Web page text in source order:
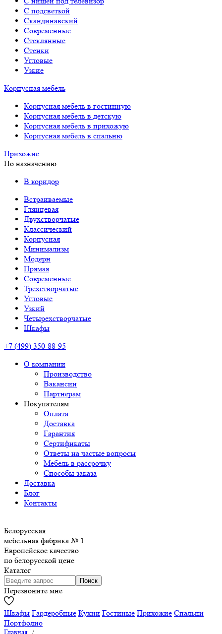
С подсветкой
Скандинавский
Современные
Стеклянные
Стенки
Угловые
Узкие
Корпусная мебель
Корпусная мебель в гостинную
Корпусная мебель в детскую
Корпусная мебель в прихожую
Корпусная мебель в спальню
Прихожие
По назначению
В коридор
Встраиваемые
Глянцевая
Двухстворчатые
Классический
Корпусная
Минимализм
Модерн
Прямая
Современные
Трехстворчатые
Угловые
Узкий
Четырехстворчатые
Шкафы
+7 (499) 350-88-95
О компании
Производство
Вакансии
Партнерам
Покупателям
Оплата
Доставка
Гарантия
Сертификаты
Ответы на частые вопросы
Мебель в рассрочку
Способы заказа
Доставка
Блог
Контакты
Белорусская
мебельная фабрика № 1
Европейское качество
по белорусской цене
Каталог
Перезвоните мне
Шкафы Гардеробные Кухни Гостиные Прихожие Спальни
Портфолио
Главная /